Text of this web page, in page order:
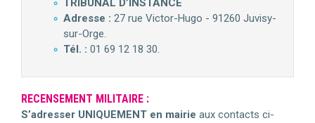
TRIBUNAL D’INSTANCE
Adresse : 27 rue Victor-Hugo - 91260 Juvisy-
sur-Orge.
Tél. : 01 69 12 18 30.
RECENSEMENT MILITAIRE :
S’adresser UNIQUEMENT en mairie aux contacts ci-